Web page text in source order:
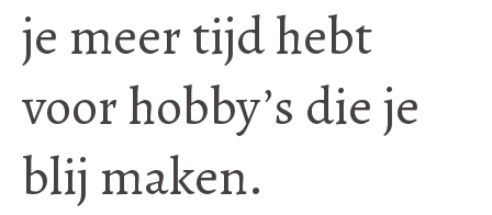
je meer tijd hebt
voor hobby’s die je
blij maken.